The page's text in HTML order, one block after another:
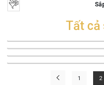
Tất cả
1 2